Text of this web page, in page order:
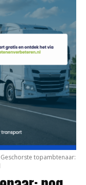
Geschorste topambtenaar: